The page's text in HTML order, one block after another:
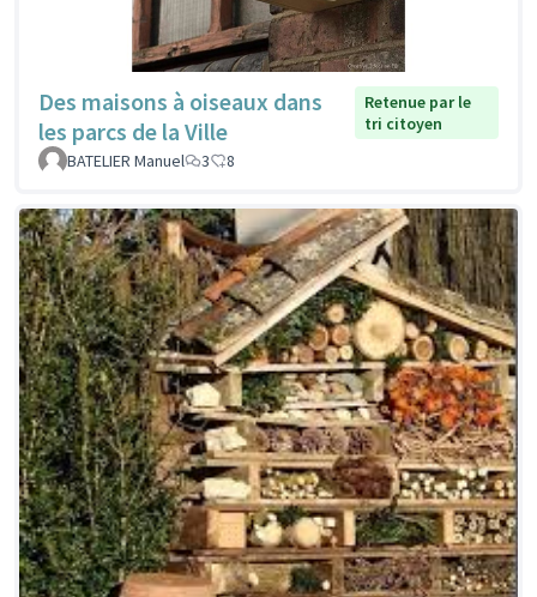
Des maisons à oiseaux dans
les parcs de la Ville
Retenue par le
tri citoyen
BATELIER Manuel
3 8